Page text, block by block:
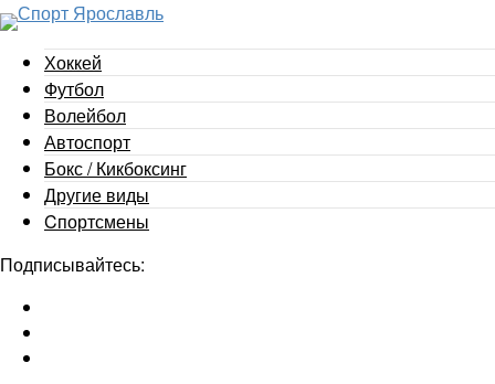
Хоккей
Футбол
Волейбол
Автоспорт
Бокс / Кикбоксинг
Другие виды
Cпортсмены
Подписывайтесь: